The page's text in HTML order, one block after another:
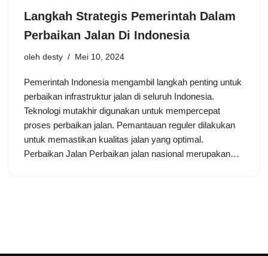
Langkah Strategis Pemerintah Dalam
Perbaikan Jalan Di Indonesia
oleh desty Mei 10, 2024
Pemerintah Indonesia mengambil langkah penting untuk
perbaikan infrastruktur jalan di seluruh Indonesia.
Teknologi mutakhir digunakan untuk mempercepat
proses perbaikan jalan. Pemantauan reguler dilakukan
untuk memastikan kualitas jalan yang optimal.
Perbaikan Jalan Perbaikan jalan nasional merupakan…